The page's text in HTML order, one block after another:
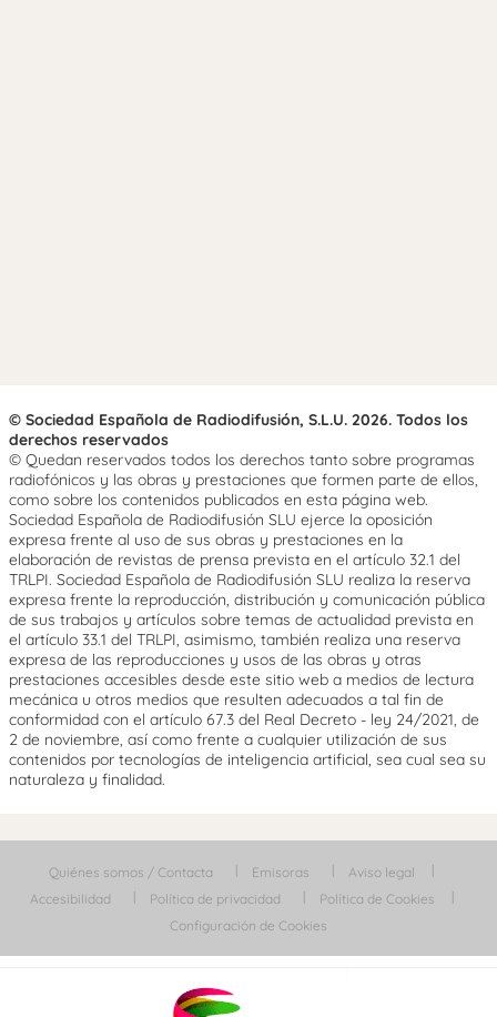
© Sociedad Española de Radiodifusión, S.L.U. 2026. Todos los
derechos reservados
© Quedan reservados todos los derechos tanto sobre programas
radiofónicos y las obras y prestaciones que formen parte de ellos,
como sobre los contenidos publicados en esta página web.
Sociedad Española de Radiodifusión SLU ejerce la oposición
expresa frente al uso de sus obras y prestaciones en la
elaboración de revistas de prensa prevista en el artículo 32.1 del
TRLPI. Sociedad Española de Radiodifusión SLU realiza la reserva
expresa frente la reproducción, distribución y comunicación pública
de sus trabajos y artículos sobre temas de actualidad prevista en
el artículo 33.1 del TRLPI, asimismo, también realiza una reserva
expresa de las reproducciones y usos de las obras y otras
prestaciones accesibles desde este sitio web a medios de lectura
mecánica u otros medios que resulten adecuados a tal fin de
conformidad con el artículo 67.3 del Real Decreto - ley 24/2021, de
2 de noviembre, así como frente a cualquier utilización de sus
contenidos por tecnologías de inteligencia artificial, sea cual sea su
naturaleza y finalidad.
Quiénes somos / Contacta Emisoras
Aviso legal
Accesibilidad
Política de privacidad
Política de Cookies
Configuración de Cookies